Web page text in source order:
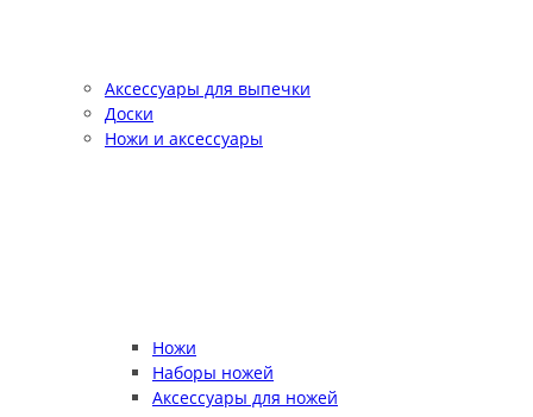
Аксессуары для выпечки
Доски
Ножи и аксессуары
Ножи
Наборы ножей
Аксессуары для ножей